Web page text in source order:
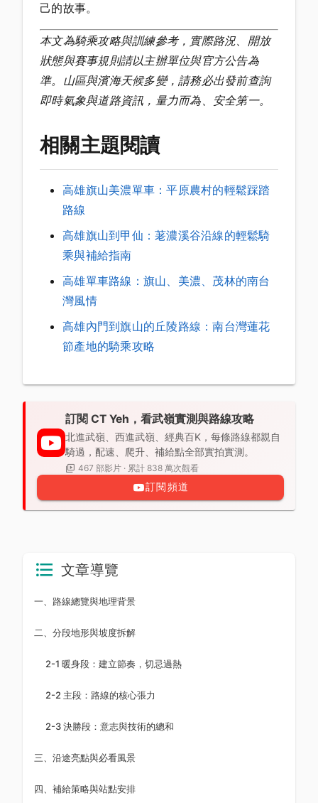
己的故事。
本文為騎乘攻略與訓練參考，實際路況、開放
狀態與賽事規則請以主辦單位與官方公告為
準。山區與濱海天候多變，請務必出發前查詢
即時氣象與道路資訊，量力而為、安全第一。
相關主題閱讀
高雄旗山美濃單車：平原農村的輕鬆踩踏
路線
高雄旗山到甲仙：荖濃溪谷沿線的輕鬆騎
乘與補給指南
高雄單車路線：旗山、美濃、茂林的南台
灣風情
高雄內門到旗山的丘陵路線：南台灣蓮花
節產地的騎乘攻略
訂閱 CT Yeh，看武嶺實測與路線攻略
北進武嶺、西進武嶺、經典百K，每條路線都親自
騎過，配速、爬升、補給點全部實拍實測。
467 部影片 · 累計 838 萬次觀看
訂閱頻道
文章導覽
一、路線總覽與地理背景
二、分段地形與坡度拆解
2-1 暖身段：建立節奏，切忌過熱
2-2 主段：路線的核心張力
2-3 決勝段：意志與技術的總和
三、沿途亮點與必看風景
四、補給策略與站點安排